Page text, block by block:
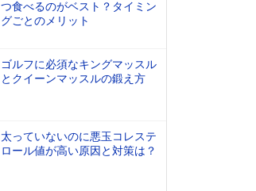
つ食べるのがベスト？タイミン
グごとのメリット
ゴルフに必須なキングマッスル
とクイーンマッスルの鍛え方
太っていないのに悪玉コレステ
ロール値が高い原因と対策は？